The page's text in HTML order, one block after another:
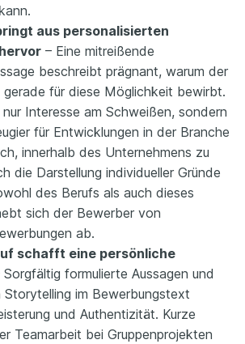
aus personalisierten
– Eine mitreißende
beschreibt prägnant, warum der
gerade für diese Möglichkeit bewirbt.
Interesse am Schweißen, sondern
für Entwicklungen in der Branche
innerhalb des Unternehmens zu
die Darstellung individueller Gründe
des Berufs als auch dieses
sich der Bewerber von
ab.
schafft eine persönliche
Sorgfältig formulierte Aussagen und
Storytelling im Bewerbungstext
und Authentizität. Kurze
Teamarbeit bei Gruppenprojekten